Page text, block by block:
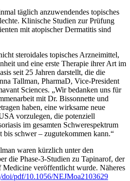
täglich anzuwendendes topisches
Klinische Studien zur Prüfung
mit atopischer Dermatitis sind
steroidales topisches Arzneimittel,
und eine erste Therapie ihrer Art im
seit 25 Jahren darstellt, die die
Tallman, PharmaD, Vice-President
Sciences. „Wir bedanken uns für
mit Dr. Bissonnette und
haben, eine wirksame neue
vorzulegen, die potenziell
im gesamten Schwerespektrum
schwer – zugutekommen kann.“
waren kürzlich unter den
die Phase-3-Studien zu Tapinarof, der
veröffentlicht wurde. Näheres
pdf/10.1056/NEJMoa2103629